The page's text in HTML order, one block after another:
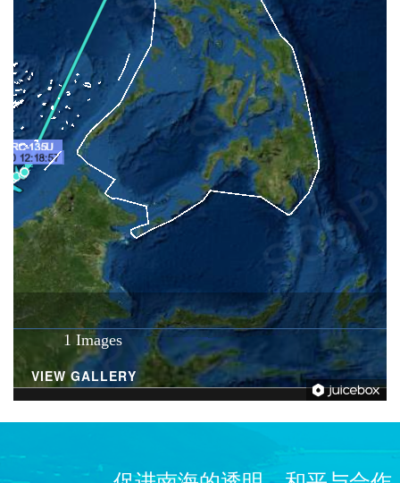
1 Images
VIEW GALLERY